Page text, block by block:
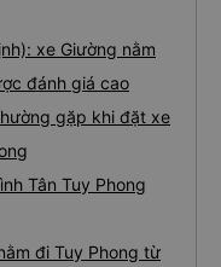
xe Giường nằm
đánh giá cao
gặp khi đặt xe
Tân Tuy Phong
đi Tuy Phong từ